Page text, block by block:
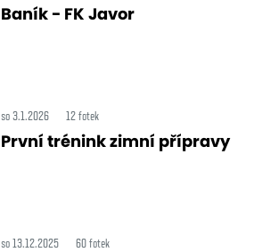
Baník - FK Javor
so 3.1.2026 12 fotek
První trénink zimní přípravy
so 13.12.2025 60 fotek